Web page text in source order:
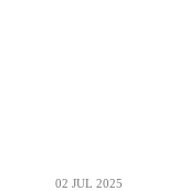
02 JUL 2025